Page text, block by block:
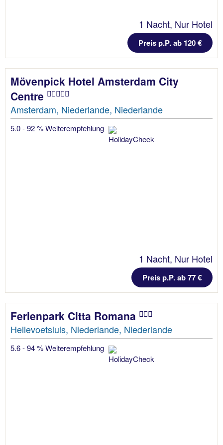
1 Nacht, Nur Hotel
Preis p.P. ab 120 €
Mövenpick Hotel Amsterdam City
Centre
Amsterdam, Niederlande, Niederlande
5.0 - 92 % Weiterempfehlung
1 Nacht, Nur Hotel
Preis p.P. ab 77 €
Ferienpark Citta Romana
Hellevoetsluis, Niederlande, Niederlande
5.6 - 94 % Weiterempfehlung